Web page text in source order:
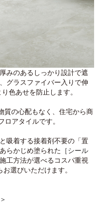
みのあるしっかり設計で遮
グラスファイバー入りで伸
色あせを防止します。
質の心配もなく、住宅から商
アタイルです。
吸着する接着剤不要の「置
らかじめ塗られた ［シール
工方法が選べるコスパ重視
選びいただけます。